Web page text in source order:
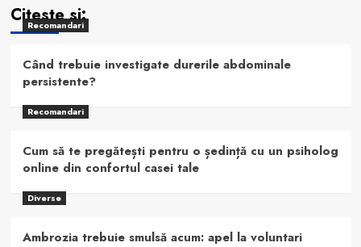
Citeste si:
Recomandari
Când trebuie investigate durerile abdominale
persistente?
Recomandari
Cum să te pregătești pentru o ședință cu un psiholog
online din confortul casei tale
Diverse
Ambrozia trebuie smulsă acum: apel la voluntari